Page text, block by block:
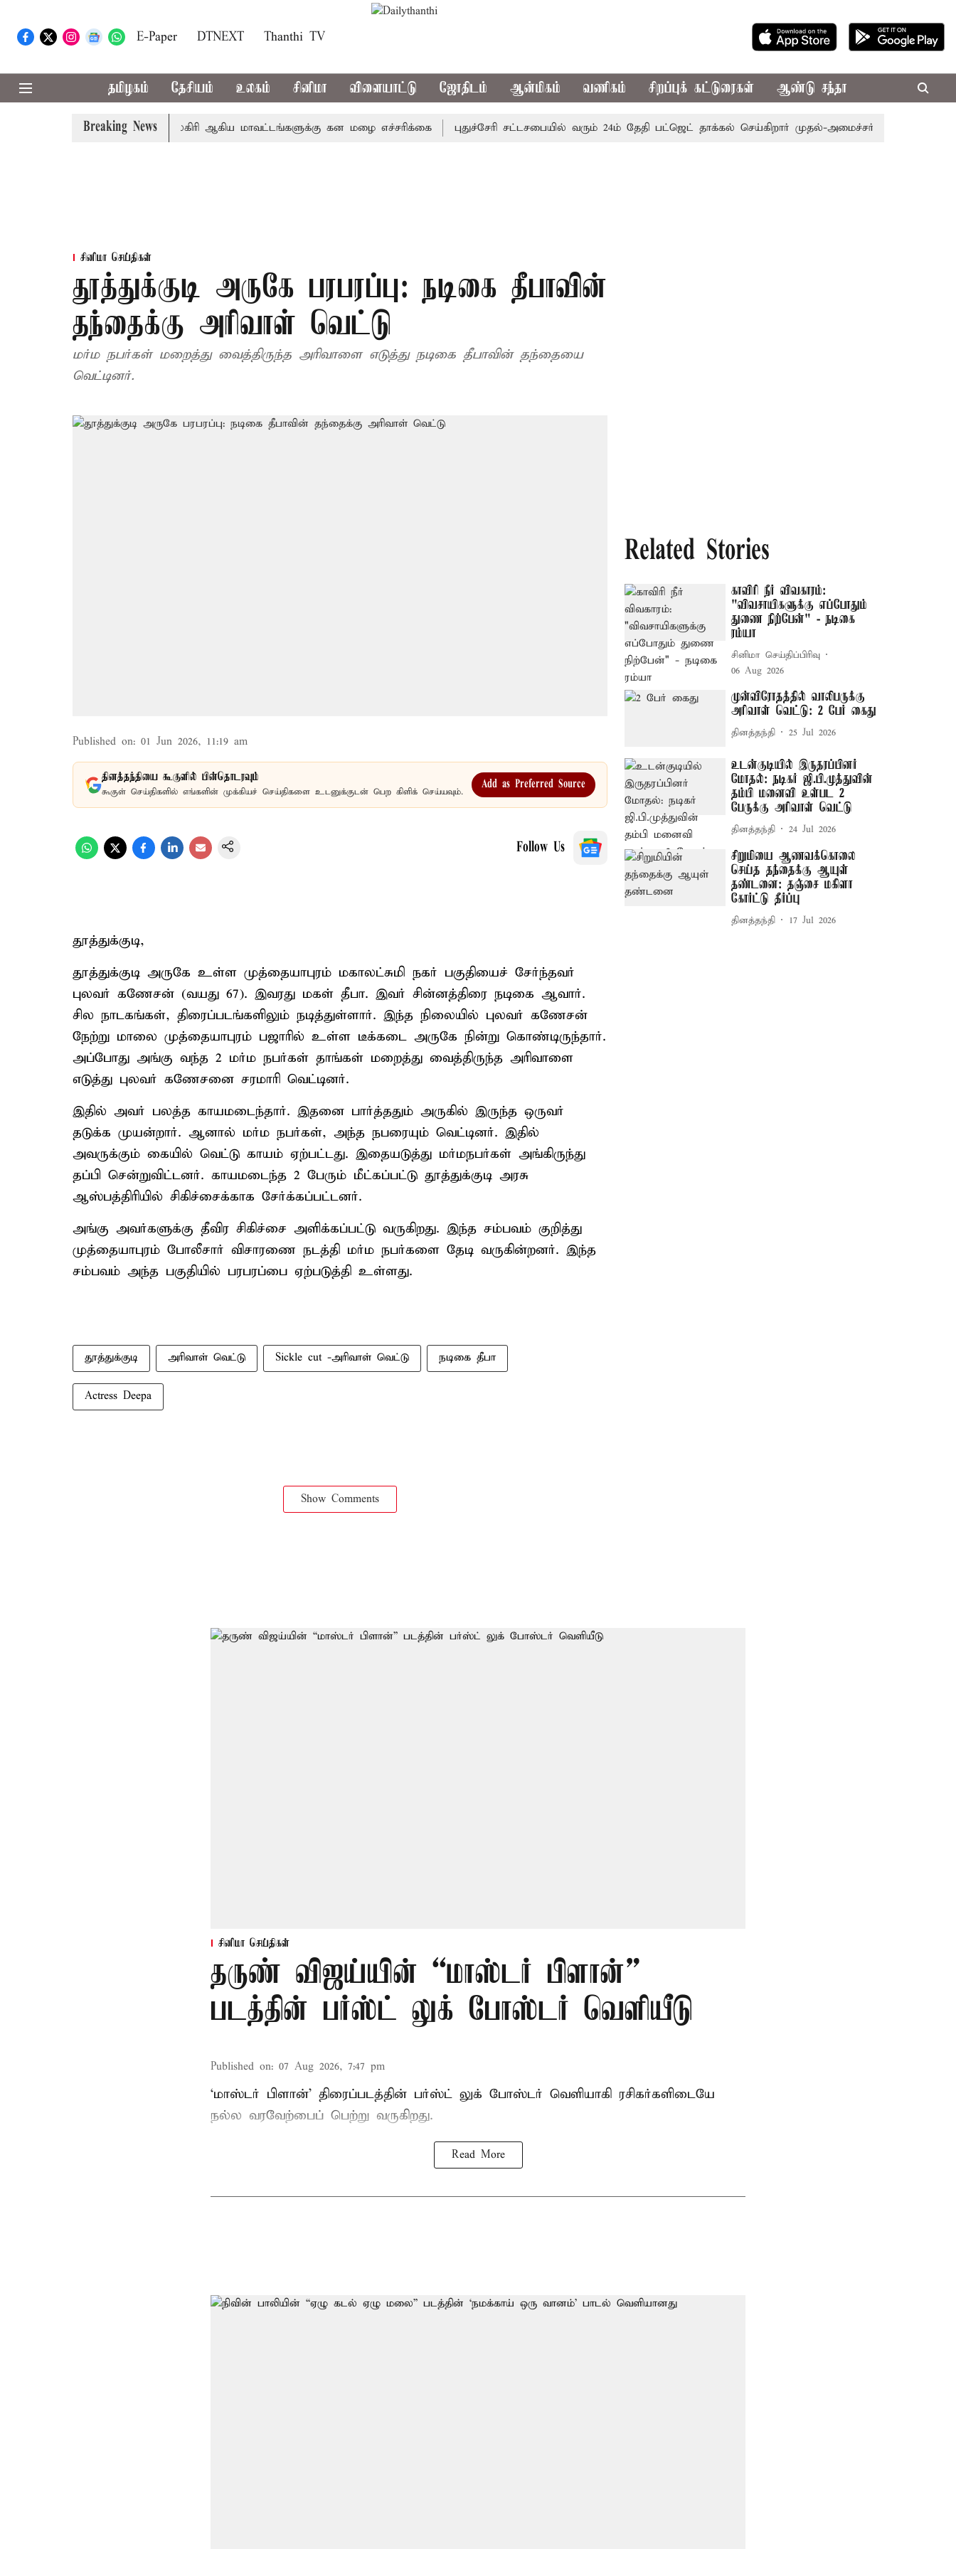
E-Paper DTNEXT Thanthi TV
தமிழகம் தேசியம் உலகம் சினிமா விளையாட்டு ஜோதிடம் ஆன்மிகம் வணிகம் சிறப்புக் கட்டுரைகள் ஆண்டு சந்தா
Breaking News
கோவை, தேனி,நீலகிரி ஆகிய மாவட்டங்களுக்கு கன மழை எச்சரிக்கை புதுச்சேரி சட்டசபையில் வரும் 24ம் தேதி பட்ஜெட் தாக்கல் செய்கிறார் முதல்-அமைச்சர் ரங்கசாமி
சினிமா செய்திகள்
தூத்துக்குடி அருகே பரபரப்பு: நடிகை தீபாவின்
தந்தைக்கு அரிவாள் வெட்டு
மர்ம நபர்கள் மறைத்து வைத்திருந்த அரிவாளை எடுத்து நடிகை தீபாவின் தந்தையை
வெட்டினர்.
Published on: 01 Jun 2026, 11:19 am
தினத்தந்தியை கூகுளில் பின்தொடரவும்
கூகுள் செய்திகளில் எங்களின் முக்கியச் செய்திகளை உடனுக்குடன் பெற கிளிக் செய்யவும்.
Add as Preferred Source
Follow Us
தூத்துக்குடி,
தூத்துக்குடி அருகே உள்ள முத்தையாபுரம் மகாலட்சுமி நகர் பகுதியைச் சேர்ந்தவர்
புலவர் கணேசன் (வயது 67). இவரது மகள் தீபா. இவர் சின்னத்திரை நடிகை ஆவார்.
சில நாடகங்கள், திரைப்படங்களிலும் நடித்துள்ளார். இந்த நிலையில் புலவர் கணேசன்
நேற்று மாலை முத்தையாபுரம் பஜாரில் உள்ள டீக்கடை அருகே நின்று கொண்டிருந்தார்.
அப்போது அங்கு வந்த 2 மர்ம நபர்கள் தாங்கள் மறைத்து வைத்திருந்த அரிவாளை
எடுத்து புலவர் கணேசனை சரமாரி வெட்டினர்.
இதில் அவர் பலத்த காயமடைந்தார். இதனை பார்த்ததும் அருகில் இருந்த ஒருவர்
தடுக்க முயன்றார். ஆனால் மர்ம நபர்கள், அந்த நபரையும் வெட்டினர். இதில்
அவருக்கும் கையில் வெட்டு காயம் ஏற்பட்டது. இதையடுத்து மர்மநபர்கள் அங்கிருந்து
தப்பி சென்றுவிட்டனர். காயமடைந்த 2 பேரும் மீட்கப்பட்டு தூத்துக்குடி அரசு
ஆஸ்பத்திரியில் சிகிச்சைக்காக சேர்க்கப்பட்டனர்.
அங்கு அவர்களுக்கு தீவிர சிகிச்சை அளிக்கப்பட்டு வருகிறது. இந்த சம்பவம் குறித்து
முத்தையாபுரம் போலீசார் விசாரணை நடத்தி மர்ம நபர்களை தேடி வருகின்றனர். இந்த
சம்பவம் அந்த பகுதியில் பரபரப்பை ஏற்படுத்தி உள்ளது.
தூத்துக்குடி அரிவாள் வெட்டு Sickle cut -அரிவாள் வெட்டு நடிகை தீபா
Actress Deepa
Show Comments
Related Stories
காவிரி நீர் விவகாரம்:
"விவசாயிகளுக்கு எப்போதும்
துணை நிற்பேன்" - நடிகை
ரம்யா
சினிமா செய்திப்பிரிவு
06 Aug 2026
முன்விரோதத்தில் வாலிபருக்கு
அரிவாள் வெட்டு: 2 பேர் கைது
தினத்தந்தி 25 Jul 2026
உடன்குடியில் இருதரப்பினர்
மோதல்: நடிகர் ஜி.பி.முத்துவின்
தம்பி மனைவி உள்பட 2
பேருக்கு அரிவாள் வெட்டு
தினத்தந்தி 24 Jul 2026
சிறுமியை ஆணவக்கொலை
செய்த தந்தைக்கு ஆயுள்
தண்டனை: தஞ்சை மகிளா
கோர்ட்டு தீர்ப்பு
தினத்தந்தி 17 Jul 2026
சினிமா செய்திகள்
தருண் விஜய்யின் “மாஸ்டர் பிளான்”
படத்தின் பர்ஸ்ட் லுக் போஸ்டர் வெளியீடு
Published on: 07 Aug 2026, 7:47 pm
‘மாஸ்டர் பிளான்’ திரைப்படத்தின் பர்ஸ்ட் லுக் போஸ்டர் வெளியாகி ரசிகர்களிடையே
நல்ல வரவேற்பைப் பெற்று வருகிறது.
Read More